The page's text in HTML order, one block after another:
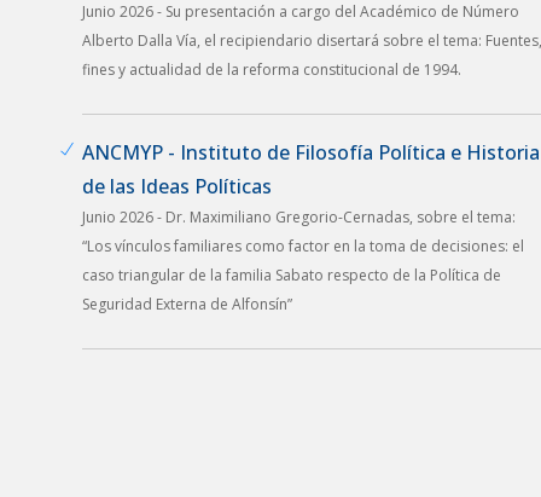
Junio 2026 - Su presentación a cargo del Académico de Número
Alberto Dalla Vía, el recipiendario disertará sobre el tema: Fuentes,
fines y actualidad de la reforma constitucional de 1994.
ANCMYP - Instituto de Filosofía Política e Historia
de las Ideas Políticas
Junio 2026 - Dr. Maximiliano Gregorio-Cernadas, sobre el tema:
“Los vínculos familiares como factor en la toma de decisiones: el
caso triangular de la familia Sabato respecto de la Política de
Seguridad Externa de Alfonsín”